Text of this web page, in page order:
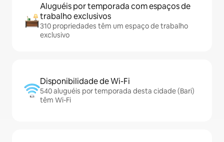
Aluguéis por temporada com espaços de
trabalho exclusivos
310 propriedades têm um espaço de trabalho
exclusivo
Disponibilidade de Wi-Fi
540 aluguéis por temporada desta cidade (Bari)
têm Wi-Fi